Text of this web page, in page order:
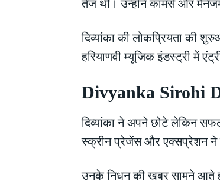
तेज थीं। उन्होंने कॉमर्स और
दिव्यांका की लोकप्रियता की
हरियाणवी म्यूजिक इंडस्ट्री में
Divyanka Sirohi
दिव्यांका ने अपने छोटे लेकिन
स्क्रीन प्रेजेंस और एक्सप्रेशन ने
उनके निधन की खबर सामने आते